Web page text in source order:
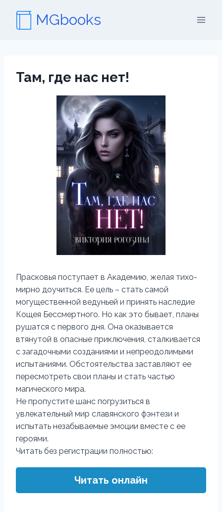
содержимому
MGbooks
Там, где нас нет!
Прасковья поступает в Академию, желая тихо-
мирно доучиться. Ее цель – стать самой
могущественной ведуньей и принять наследие
Кощея Бессмертного. Но как это бывает, планы
рушатся с первого дня. Она оказывается
втянутой в опасные приключения, сталкивается
с загадочными созданиями и непреодолимыми
испытаниями. Обстоятельства заставляют ее
пересмотреть свои планы и стать частью
магического мира.
Не пропустите шанс погрузиться в
увлекательный мир славянского фэнтези и
испытать незабываемые эмоции вместе с ее
героями.
Читать без регистрации полностью:
Читать онлайн